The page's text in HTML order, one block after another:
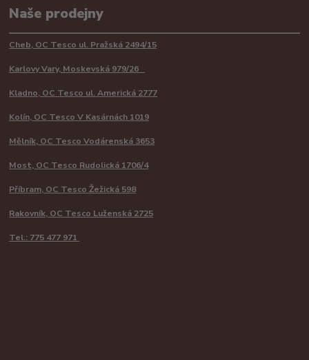
Naše prodejny
Cheb, OC Tesco ul. Pražská 2494/15
Karlovy Vary, Moskevská 979/26
Kladno, OC Tesco ul. Americká 2777
Kolín, OC Tesco V Kasárnách 1019
Mělník, OC Tesco Vodárenská 3653
Most, OC Tesco Rudolická 1706/4
Příbram, OC Tesco Žežická 598
Rakovník, OC Tesco Luženská 2725
Tel.: 775 477 971